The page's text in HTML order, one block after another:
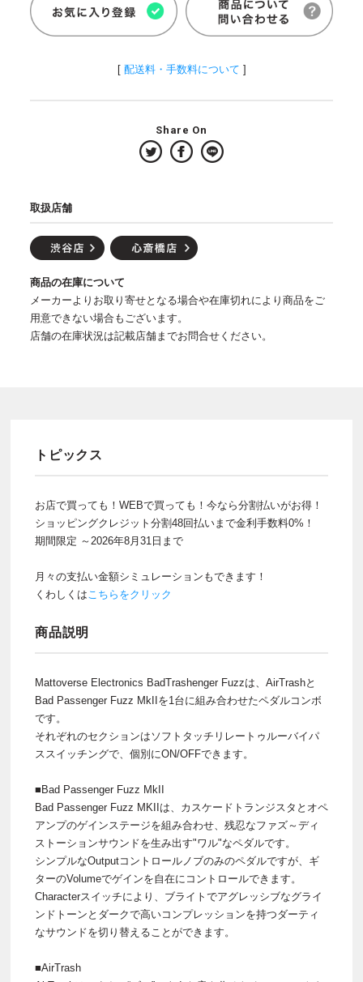
[ 配送料・手数料について ]
Share On
取扱店舗
商品の在庫について
メーカーよりお取り寄せとなる場合や在庫切れにより商品をご
用意できない場合もございます。
店舗の在庫状況は記載店舗までお問合せください。
トピックス
お店で買っても！WEBで買っても！今なら分割払いがお得！
ショッピングクレジット分割48回払いまで金利手数料0%！
期間限定 ～2026年8月31日まで
月々の支払い金額シミュレーションもできます！
くわしくはこちらをクリック
商品説明
Mattoverse Electronics BadTrashenger Fuzzは、AirTrashと
Bad Passenger Fuzz MkIIを1台に組み合わせたペダルコンボ
です。
それぞれのセクションはソフトタッチリレートゥルーバイパ
ススイッチングで、個別にON/OFFできます。
■Bad Passenger Fuzz MkII
Bad Passenger Fuzz MKIIは、カスケードトランジスタとオペ
アンプのゲインステージを組み合わせ、残忍なファズ～ディ
ストーションサウンドを生み出す"ワル"なペダルです。
シンプルなOutputコントロールノブのみのペダルですが、ギ
ターのVolumeでゲインを自在にコントロールできます。
Characterスイッチにより、ブライトでアグレッシブなグライ
ンドトーンとダークで高いコンプレッションを持つダーティ
なサウンドを切り替えることができます。
■AirTrash